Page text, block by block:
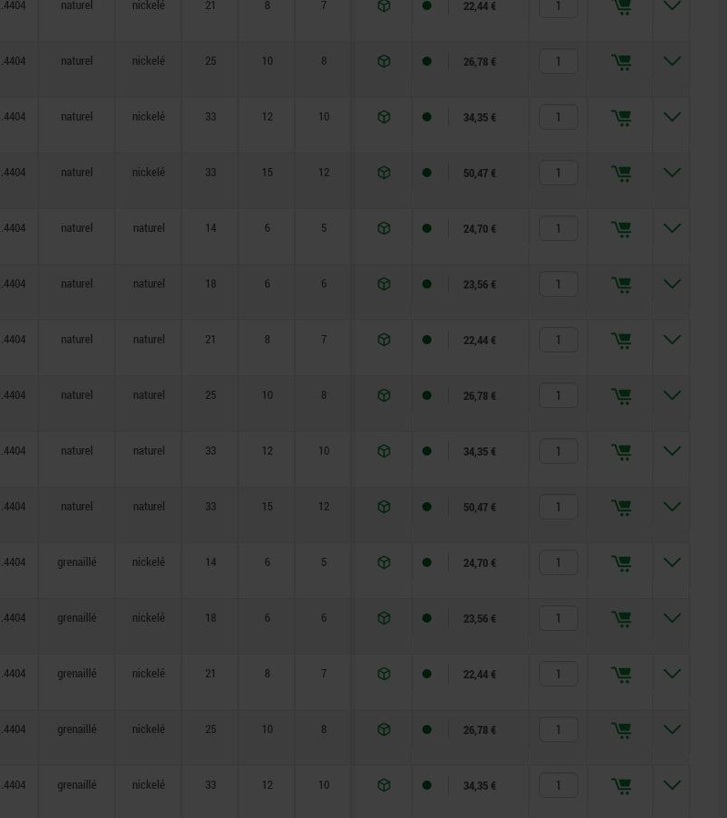
naturel nickelé 21 8 7 5 1,3 5 12
22,44 €
naturel nickelé 25 10 8 6 1,8 6 14
26,78 €
naturel nickelé 33 12 10 8 2,3 14 28
34,35 €
naturel nickelé 33 15 12 10 2,8 15 32
50,47 €
naturel naturel 14 6 5 3,5 0,8 3 10
24,70 €
naturel naturel 18 6 6 4 1 4 12
23,56 €
naturel naturel 21 8 7 5 1,3 5 12
22,44 €
naturel naturel 25 10 8 6 1,8 6 14
26,78 €
naturel naturel 33 12 10 8 2,3 14 28
34,35 €
naturel naturel 33 15 12 10 2,8 15 32
50,47 €
grenaillé nickelé 14 6 5 3,5 0,8 3 10
24,70 €
grenaillé nickelé 18 6 6 4 1 4 12
23,56 €
grenaillé nickelé 21 8 7 5 1,3 5 12
22,44 €
grenaillé nickelé 25 10 8 6 1,8 6 14
26,78 €
grenaillé nickelé 33 12 10 8 2,3 14 28
34,35 €